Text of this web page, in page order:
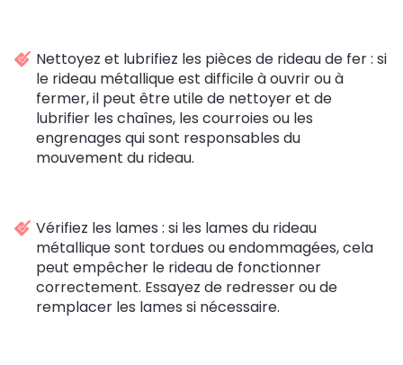
Nettoyez et lubrifiez les pièces de rideau de fer : si
le rideau métallique est difficile à ouvrir ou à
fermer, il peut être utile de nettoyer et de
lubrifier les chaînes, les courroies ou les
engrenages qui sont responsables du
mouvement du rideau.
Vérifiez les lames : si les lames du rideau
métallique sont tordues ou endommagées, cela
peut empêcher le rideau de fonctionner
correctement. Essayez de redresser ou de
remplacer les lames si nécessaire.